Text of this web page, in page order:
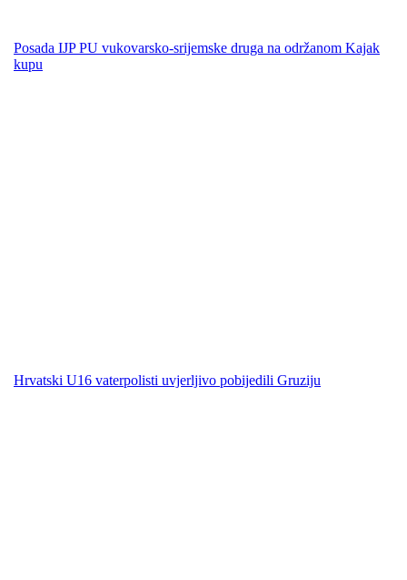
Posada IJP PU vukovarsko-srijemske druga na održanom Kajak
kupu
Hrvatski U16 vaterpolisti uvjerljivo pobijedili Gruziju